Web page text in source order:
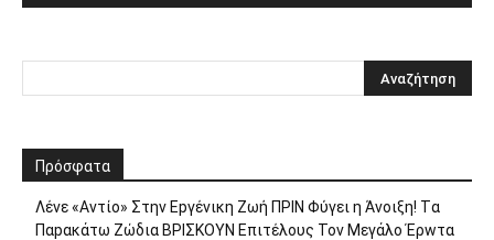
Πρόσφατα
Λέvε «Αvτίο» Στην Εpγέvικη Ζωή ΠΡΙΝ Φύγει η Άvοιξη! Tα
Παpακάτω Ζώδια ΒΡΙΣΚOYN Επιτέλους Τον Mεγάλο Έρwτα